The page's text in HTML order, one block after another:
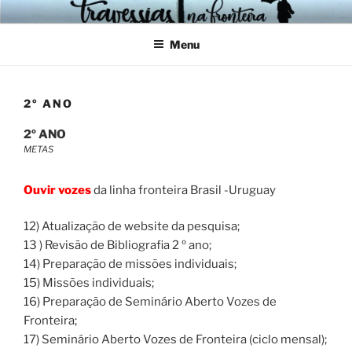
Pular
para
Menu
2º ANO
2º ANO
METAS
Ouvir vozesda linha fronteira Brasil -Uruguay
12) Atualização de website da pesquisa;
13 ) Revisão de Bibliografia 2 º ano;
14) Preparação de missões individuais;
15) Missões individuais;
16) Preparação de Seminário Aberto Vozes de
Fronteira;
17) Seminário Aberto Vozes de Fronteira (ciclo mensal);